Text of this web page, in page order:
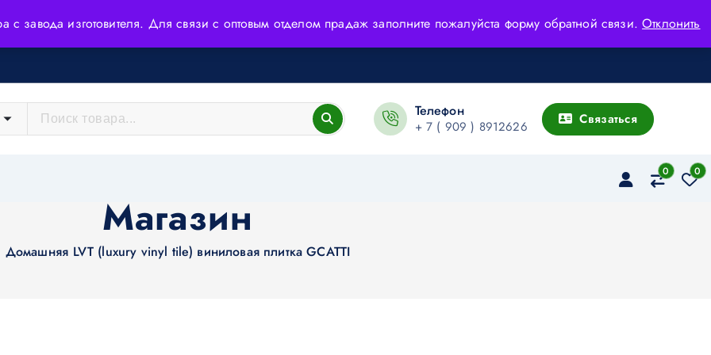
с завода изготовителя. Для связи с оптовым отделом прадаж заполните пожалуйста форму обратной связи.Отклонить
Телефон
+ 7 ( 909 ) 8912626 Связаться
0 0
Магазин
Домашняя LVT (luxury vinyl tile) виниловая плитка GCATTI